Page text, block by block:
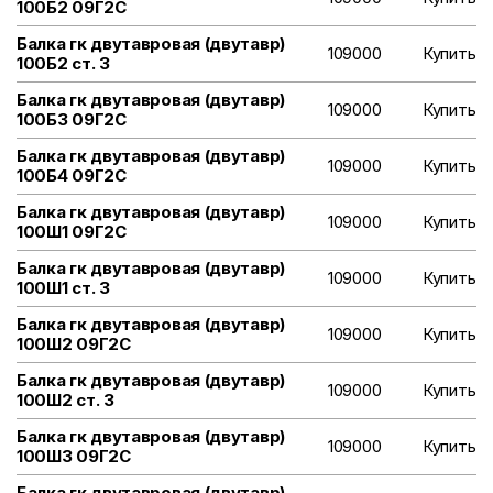
100Б2 09Г2С
Балка гк двутавровая (двутавр)
100Б2 ст. 3
109000 Купить
Балка гк двутавровая (двутавр)
100Б3 09Г2С
109000 Купить
Балка гк двутавровая (двутавр)
100Б4 09Г2С
109000 Купить
Балка гк двутавровая (двутавр)
100Ш1 09Г2С
109000 Купить
Балка гк двутавровая (двутавр)
100Ш1 ст. 3
109000 Купить
Балка гк двутавровая (двутавр)
100Ш2 09Г2С
109000 Купить
Балка гк двутавровая (двутавр)
100Ш2 ст. 3
109000 Купить
Балка гк двутавровая (двутавр)
100Ш3 09Г2С
109000 Купить